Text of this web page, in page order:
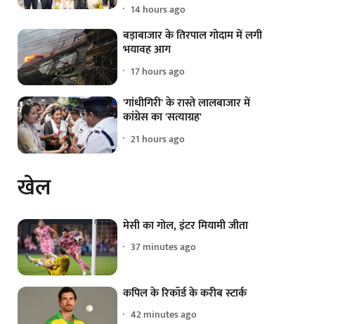
14 hours ago
बड़ाबाजार के तिरपाल गोदाम में लगी
भयावह आग
17 hours ago
'गांधीगिरी' के रास्ते लालबाजार में
कांग्रेस का 'सत्याग्रह'
21 hours ago
खेल
मेसी का गोल, इंटर मियामी जीता
37 minutes ago
कपिल के रिकॉर्ड के करीब स्टार्क
42 minutes ago